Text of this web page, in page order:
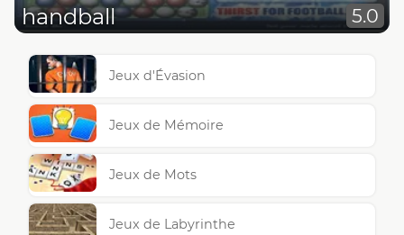
handball 5.0
Jeux d'Évasion
Jeux de Mémoire
Jeux de Mots
Jeux de Labyrinthe